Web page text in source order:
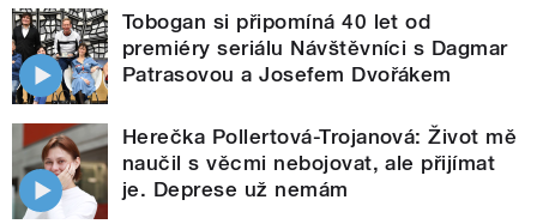
Tobogan si připomíná 40 let od
premiéry seriálu Návštěvníci s Dagmar
Patrasovou a Josefem Dvořákem
Herečka Pollertová-Trojanová: Život mě
naučil s věcmi nebojovat, ale přijímat
je. Deprese už nemám